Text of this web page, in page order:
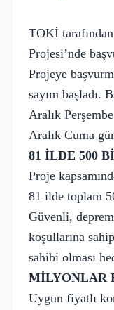
TOKİ
Projesi’nde
Projeye
sayım başladı.
Aralık
Aralık Cuma
81 İLDE 500
Proje
81 ilde toplam
Güvenli,
koşullarına
sahibi olması
MİLYONLAR
Uygun fiyatlı